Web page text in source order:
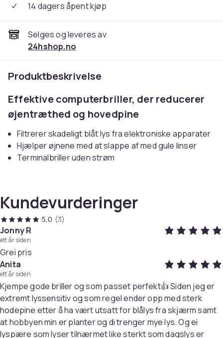
14 dagers åpent kjøp
Selges og leveres av
24hshop.no
Produktbeskrivelse
Effektive computerbriller, der reducerer
øjentræthed og hovedpine
Filtrerer skadeligt blåt lys fra elektroniske apparater
Hjælper øjnene med at slappe af med gule linser
Terminalbriller uden strøm
computerbriller er designet til at reducere træthed,
hovedpine og anstrengte øjne, som kan opstå efter
mange timer foran computerskærme, smartphones,
tv'er og andre elektroniske enheder. De gule linser
filtrerer skadeligt blåt lys fra, så dine øjne kan slappe af
og føle sig bedre tilpas.
Forbedr dit arbejdsmiljø
Pemturas filterbriller mod blåt lys er perfekte til dem,
der tilbringer meget tid foran en skærm, uanset om det
er på arbejdet eller derhjemme. Med et stilfuldt design
uden recept passer de til alle brugere og hjælper med
at skabe et mere ergonomisk og sundt arbejdsmiljø.
Kundevurderinger
5,0 (3)
Jonny R
ett år siden
Grei pris
Anita
ett år siden
Kjempe gode briller og som passet perfekt👍 Siden jeg er
extremt lyssensitiv og som regel ender opp med sterk
hodepine etter å ha vært utsatt for blålys fra skjærm samt
at hobbyen min er planter og di trenger mye lys. Og ei
lyspære som lyser tilnærmet like sterkt som dagslys er